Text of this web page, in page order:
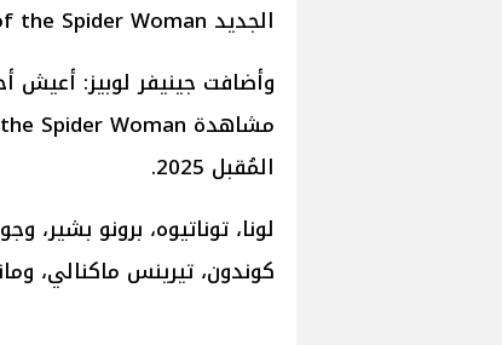
الجديد Kiss of the Spider Woman عزيز على قلبي.
وأضافت جينيفر لوبيز: أعيش
المُقبل 2025.
لونا، توناتيوه، برونو
كوندون، تيرينس ماكنالي،